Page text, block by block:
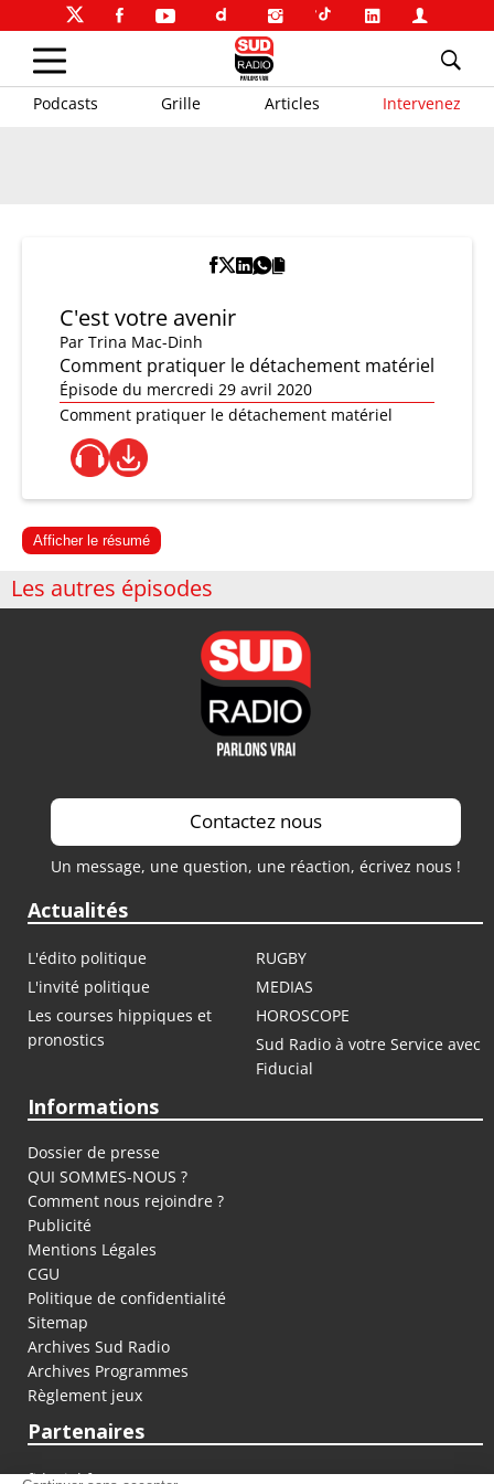
Podcasts Grille Articles Intervenez
C'est votre avenir
Par Trina Mac-Dinh
Comment pratiquer le détachement matériel
Épisode du mercredi 29 avril 2020
Comment pratiquer le détachement matériel
Afficher le résumé
Les autres épisodes
Contactez nous
Un message, une question, une réaction, écrivez nous !
Actualités
L'édito politique
RUGBY
L'invité politique
MEDIAS
Les courses hippiques et
pronostics
HOROSCOPE
Sud Radio à votre Service avec
Fiducial
Informations
Dossier de presse
QUI SOMMES-NOUS ?
Comment nous rejoindre ?
Publicité
Mentions Légales
CGU
Politique de confidentialité
Sitemap
Archives Sud Radio
Archives Programmes
Règlement jeux
Partenaires
fiducial.fr